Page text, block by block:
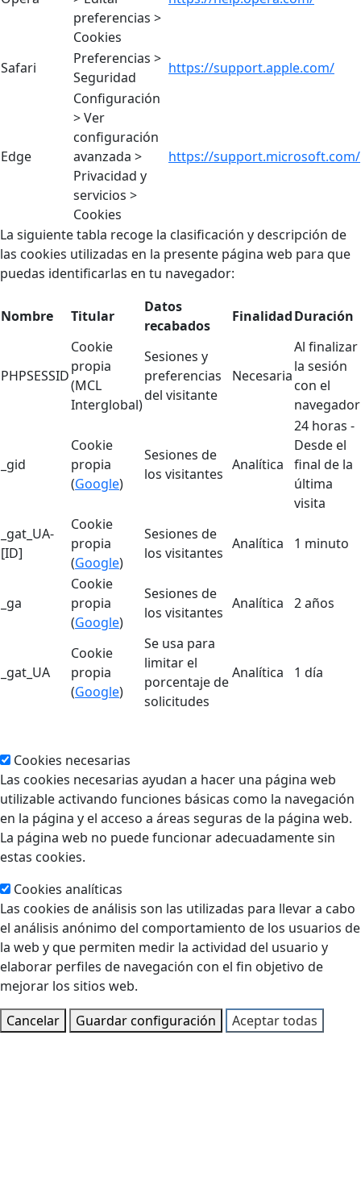
preferencias >
Cookies
Safari
Preferencias >
Seguridad
https://support.apple.com/
Edge
Configuración
> Ver
configuración
avanzada >
Privacidad y
servicios >
Cookies
https://support.microsoft.com/
La siguiente tabla recoge la clasificación y descripción de
las cookies utilizadas en la presente página web para que
puedas identificarlas en tu navegador:
Nombre Titular
Datos
recabados
FinalidadDuración
PHPSESSID
Cookie
propia
(MCL
Interglobal)
Sesiones y
preferencias
del visitante
Necesaria
Al finalizar
la sesión
con el
navegador
_gid
Cookie
propia
(Google)
Sesiones de
los visitantes
Analítica
24 horas -
Desde el
final de la
última
visita
_gat_UA-
[ID]
Cookie
propia
(Google)
Sesiones de
los visitantes
Analítica 1 minuto
_ga
Cookie
propia
(Google)
Sesiones de
los visitantes
Analítica 2 años
_gat_UA
Cookie
propia
(Google)
Se usa para
limitar el
porcentaje de
solicitudes
Analítica 1 día
Cookies necesarias
Las cookies necesarias ayudan a hacer una página web
utilizable activando funciones básicas como la navegación
en la página y el acceso a áreas seguras de la página web.
La página web no puede funcionar adecuadamente sin
estas cookies.
Cookies analíticas
Las cookies de análisis son las utilizadas para llevar a cabo
el análisis anónimo del comportamiento de los usuarios de
la web y que permiten medir la actividad del usuario y
elaborar perfiles de navegación con el fin objetivo de
mejorar los sitios web.
Cancelar
Guardar configuración Aceptar todas